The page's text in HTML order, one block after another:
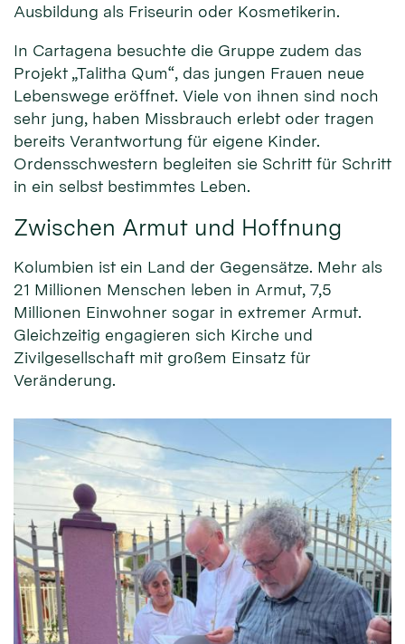
Ausbildung als Friseurin oder Kosmetikerin.
In Cartagena besuchte die Gruppe zudem das
Projekt „Talitha Qum“, das jungen Frauen neue
Lebenswege eröffnet. Viele von ihnen sind noch
sehr jung, haben Missbrauch erlebt oder tragen
bereits Verantwortung für eigene Kinder.
Ordensschwestern begleiten sie Schritt für Schritt
in ein selbst bestimmtes Leben.
Zwischen Armut und Hoffnung
Kolumbien ist ein Land der Gegensätze. Mehr als
21 Millionen Menschen leben in Armut, 7,5
Millionen Einwohner sogar in extremer Armut.
Gleichzeitig engagieren sich Kirche und
Zivilgesellschaft mit großem Einsatz für
Veränderung.